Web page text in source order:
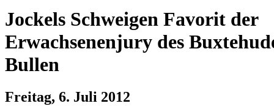
Jockels Schweigen Favorit der
Erwachsenenjury des
Bullen
Freitag, 6. Juli 2012